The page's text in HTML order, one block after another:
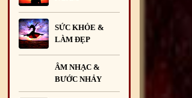
SỨC KHỎE &
LÀM ĐẸP
ÂM NHẠC &
BƯỚC NHẢY